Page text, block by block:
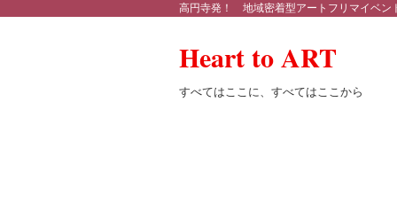
高円寺発！ 地域密着型アートフリマイベン
Heart to ART
すべてはここに、すべてはここから